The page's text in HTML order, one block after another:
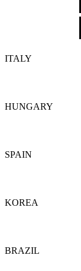
ITALY
HUNGARY
SPAIN
KOREA
BRAZIL